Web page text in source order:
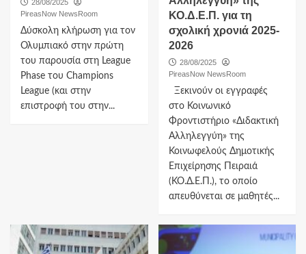
28/08/2025
PireasNow NewsRoom
Δύσκολη κλήρωση για τον
Ολυμπιακό στην πρώτη
του παρουσία στη League
Phase του Champions
League (και στην
επιστροφή του στην...
ΚΟ.Δ.Ε.Π. για τη
σχολική χρονιά 2025-
2026
28/08/2025
PireasNow NewsRoom
Ξεκινούν οι εγγραφές
στο Κοινωνικό
Φροντιστήριο «Διδακτική
Αλληλεγγύη» της
Κοινωφελούς Δημοτικής
Επιχείρησης Πειραιά
(ΚΟ.Δ.Ε.Π.), το οποίο
απευθύνεται σε μαθητές...